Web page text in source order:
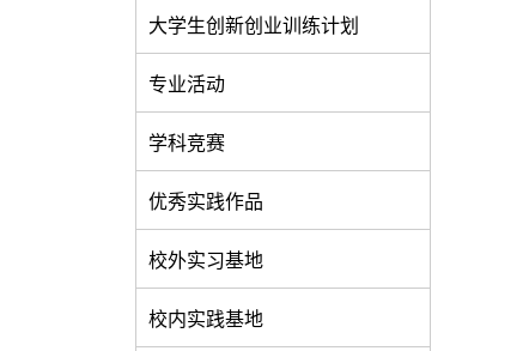
大学生创新创业训练计划
专业活动
学科竞赛
优秀实践作品
校外实习基地
校内实践基地